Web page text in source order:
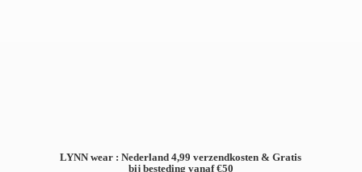
LYNN wear : Nederland 4,99 verzendkosten & Gratis
bij besteding vanaf €50